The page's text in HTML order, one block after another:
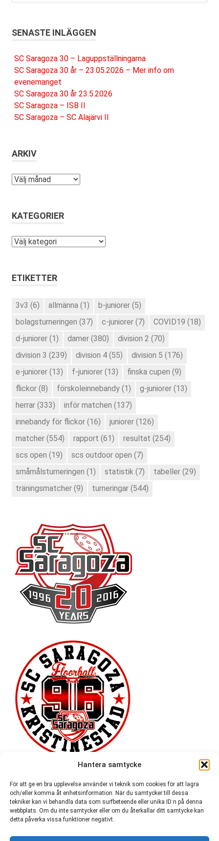
Hantera samtycke
För att ge en bra upplevelse använder vi teknik som cookies för att lagra
och/eller komma åt enhetsinformation. När du samtycker till dessa
tekniker kan vi behandla data som surfbeteende eller unika ID:n på denna
webbplats. Om du inte samtycker eller om du återkallar ditt samtycke kan
detta påverka vissa funktioner negativt.
SENASTE INLÄGGEN
SC Saragoza 30 – Laguppställningarna
SC Saragoza 30 år – 23.05.2026 – Mer info om
evenemanget
SC Saragoza 30 år 23.5.2026
SC Saragoza – ISB II
SC Saragoza – SC Alajärvi II
ARKIV
Arkiv
KATEGORIER
Kategorier
ETIKETTER
3v3 (6) allmänna (1) b-juniorer (5)
bolagsturneringen (37) c-juniorer (7) COVID19 (18)
d-juniorer (1) damer (380) division 2 (70)
division 3 (239) division 4 (55) division 5 (176)
e-juniorer (13) f-juniorer (13) finska cupen (9)
flickor (8) förskoleinnebandy (1) g-juniorer (13)
herrar (333) inför matchen (137)
innebandy för flickor (16) juniorer (126)
matcher (554) rapport (61) resultat (254)
scs open (19) scs outdoor open (7)
småmålsturneringen (1) statistik (7) tabeller (29)
träningsmatcher (9) turneringar (544)